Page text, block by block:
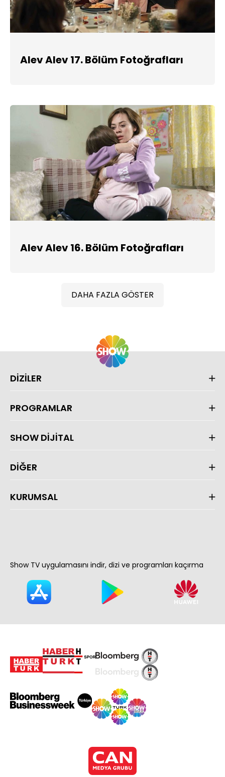
Alev Alev 17. Bölüm Fotoğrafları
Alev Alev 16. Bölüm Fotoğrafları
DAHA FAZLA GÖSTER
DİZİLER
PROGRAMLAR
SHOW DİJİTAL
DİĞER
KURUMSAL
Show TV uygulamasını indir, dizi ve programları kaçırma